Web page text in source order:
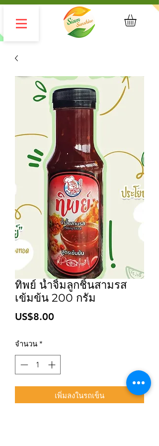
ทิพย์ น้ำจิ้มลูกชิ้นสามรส
เข้มข้น 200 กรัม
US$8.00
จำนวน *
เพิ่มลงในรถเข็น